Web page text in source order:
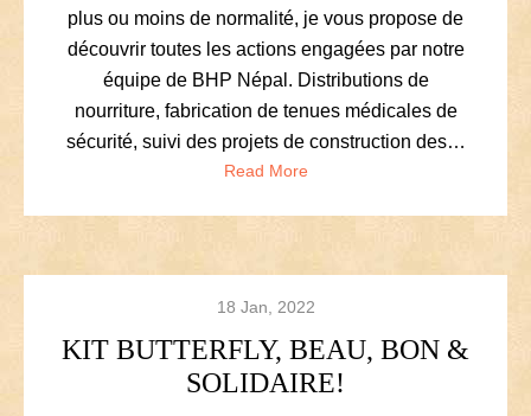
plus ou moins de normalité, je vous propose de
découvrir toutes les actions engagées par notre
équipe de BHP Népal. Distributions de
nourriture, fabrication de tenues médicales de
sécurité, suivi des projets de construction des…
Read More
18 Jan, 2022
KIT BUTTERFLY, BEAU, BON &
SOLIDAIRE!